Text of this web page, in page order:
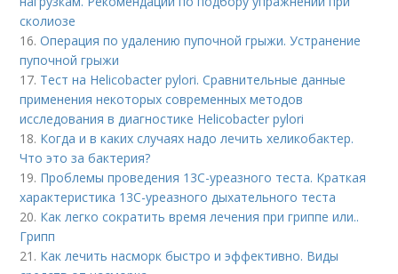
сколиозе
16.Операция по удалению пупочной грыжи. Устранение
пупочной грыжи
17. Тест на Helicobacter pylori. Сравнительные данные
применения некоторых современных методов
исследования в диагностике Helicobacter pylori
18. Когда и в каких случаях надо лечить хеликобактер.
Что это за бактерия?
19. Проблемы проведения 13С-уреазного теста. Краткая
характеристика 13С-уреазного дыхательного теста
20. Как легко сократить время лечения при гриппе или..
Грипп
21. Как лечить насморк быстро и эффективно. Виды